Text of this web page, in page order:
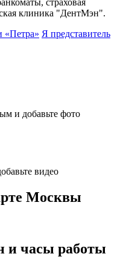
страховая
клиника "ДентМэн".
«Петра» Я представитель
и добавьте фото
видео
Москвы
и часы работы